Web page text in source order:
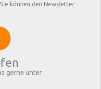
können den Newsletter
gerne unter